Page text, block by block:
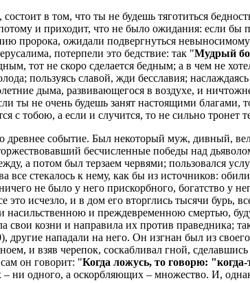
в том, что ты не будешь тяготиться
и приходит, что не было ожидания: если бы
пророка, ожидали подвергнуться
потерпели это бедствие: так "Мудрый
тот не скоро сделается бедным; а в чем не
пользуясь славой, жди бесславия;
дыма, развивающегося в воздухе, и
ты не очень будешь занят настоящими
тобою, а если и случится, то не сильно тронет
древнее событие. Был некоторый муж, дивный,
бесчисленные победы над
а потом был терзаем червями; пользовался
стекалось к нему, как бы из источников:
не было у него прискорбного, богатство у
исчезло, и в дом его вторглись тысячи бурь,
и преждевременною смертью,
козни и направила их против праведника;
другие нападали на него. Он изгнан был из
и взяв черепок, соскабливал гной,
он говорит: "Когда ложусь, то говорю:
одного, а оскорбляющих – множество. И,